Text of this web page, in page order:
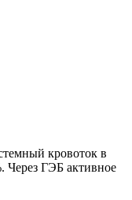
кровоток в
Через ГЭБ активное